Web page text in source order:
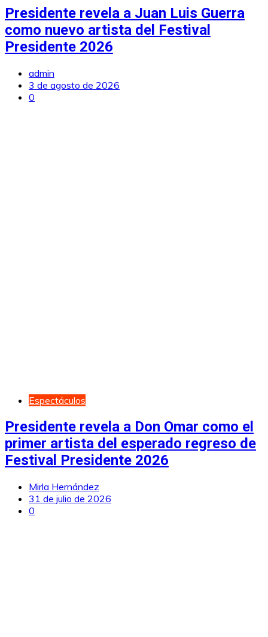
Presidente revela a Juan Luis Guerra
como nuevo artista del Festival
Presidente 2026
admin
3 de agosto de 2026
0
Espectáculos
Presidente revela a Don Omar como el
primer artista del esperado regreso de
Festival Presidente 2026
Mirla Hernández
31 de julio de 2026
0